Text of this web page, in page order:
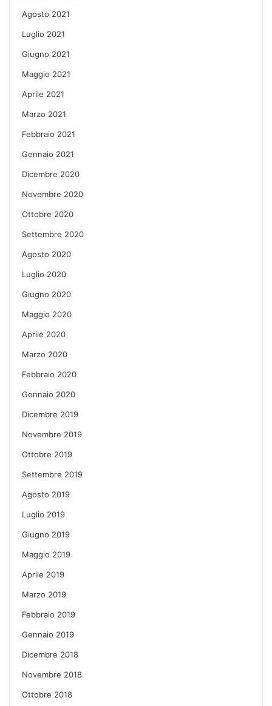
Agosto 2021
Luglio 2021
Giugno 2021
Maggio 2021
Aprile 2021
Marzo 2021
Febbraio 2021
Gennaio 2021
Dicembre 2020
Novembre 2020
Ottobre 2020
Settembre 2020
Agosto 2020
Luglio 2020
Giugno 2020
Maggio 2020
Aprile 2020
Marzo 2020
Febbraio 2020
Gennaio 2020
Dicembre 2019
Novembre 2019
Ottobre 2019
Settembre 2019
Agosto 2019
Luglio 2019
Giugno 2019
Maggio 2019
Aprile 2019
Marzo 2019
Febbraio 2019
Gennaio 2019
Dicembre 2018
Novembre 2018
Ottobre 2018